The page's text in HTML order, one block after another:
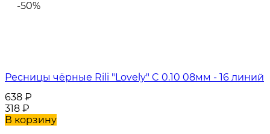
-50%
Ресницы чёрные Rili "Lovely" C 0.10 08мм - 16 линий
638 ₽
318 ₽
В корзину